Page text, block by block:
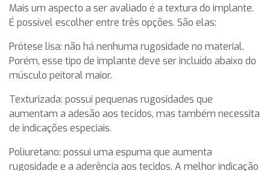
Mais um aspecto a ser avaliado é a textura do implante.
É possível escolher entre três opções. São elas:
Prótese lisa: não há nenhuma rugosidade no material.
Porém, esse tipo de implante deve ser incluído abaixo do
músculo peitoral maior.
Texturizada: possui pequenas rugosidades que
aumentam a adesão aos tecidos, mas também necessita
de indicações especiais.
Poliuretano: possui uma espuma que aumenta
rugosidade e a aderência aos tecidos. A melhor indicação